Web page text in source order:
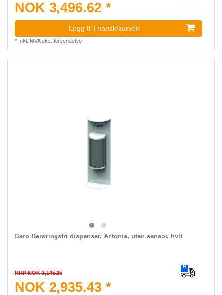
NOK 3,496.62 *
Legg til i handlekurven
* Inkl. MVAeks. forsendelse
Saro Berøringsfri dispenser, Antonia, uten sensor, hvit
RRP NOK 3,145.25
NOK 2,935.43 *